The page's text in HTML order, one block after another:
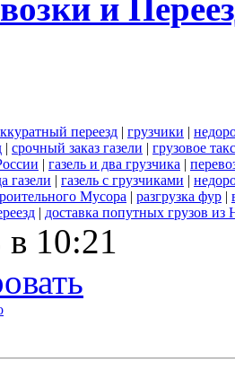
и
переезд | грузчики |
| срочный заказ газели | грузовое
| газель и два грузчика |
газели | газель с грузчиками |
Мусора | разгрузка фур |
| доставка попутных грузов
10:21